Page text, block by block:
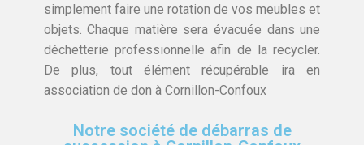
simplement faire une rotation de vos meubles et
objets. Chaque matière sera évacuée dans une
déchetterie professionnelle afin de la recycler.
De plus, tout élément récupérable ira en
association de don à Cornillon-Confoux
Notre société de débarras de